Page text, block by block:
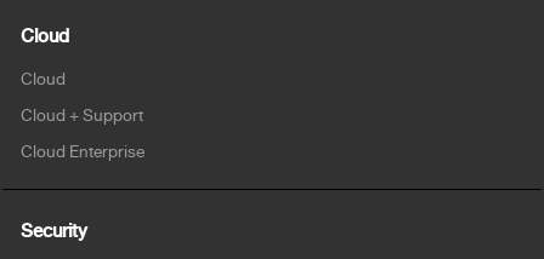
Cloud
Cloud
Cloud + Support
Cloud Enterprise
Security